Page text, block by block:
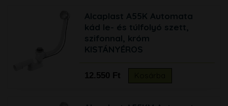
Alcaplast A55K Automata
kád le- és túlfolyó szett,
szifonnal, króm
KISTÁNYÉROS
12.550 Ft